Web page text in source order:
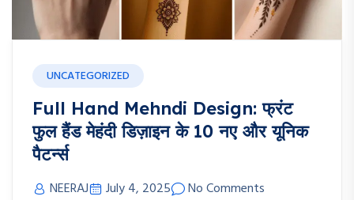
UNCATEGORIZED
Full Hand Mehndi Design: फ्रंट
फुल हैंड मेहंदी डिज़ाइन के 10 नए और यूनिक
पैटर्न्स
NEERAJ July 4, 2025
No Comments